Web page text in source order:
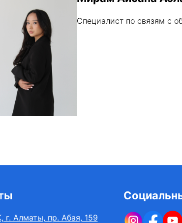
Специалист по связям с
г. Алматы, пр. Абая, 159